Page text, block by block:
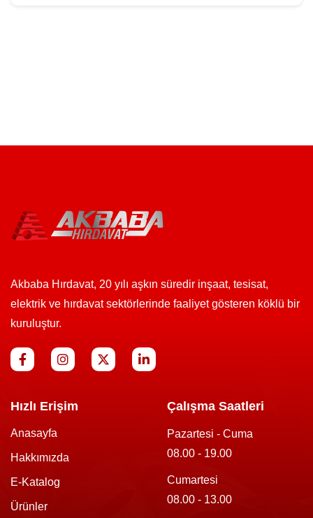
Akbaba Hırdavat, 20 yılı aşkın süredir inşaat, tesisat,
elektrik ve hırdavat sektörlerinde faaliyet gösteren köklü bir
kuruluştur.
Hızlı Erişim
Anasayfa
Hakkımızda
E-Katalog
Ürünler
Çalışma Saatleri
Pazartesi - Cuma
08.00 - 19.00
Cumartesi
08.00 - 13.00